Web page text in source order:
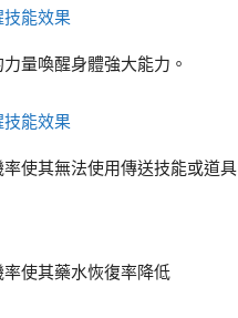
能效果
量喚醒身體強大能力。
能效果
使其無法使用傳送技能或道具
使其藥水恢復率降低